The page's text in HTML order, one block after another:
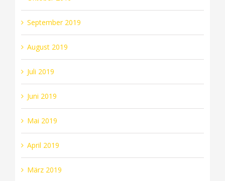
September 2019
August 2019
Juli 2019
Juni 2019
Mai 2019
April 2019
März 2019